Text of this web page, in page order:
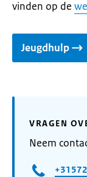
vinden op de
Jeugdhulp
VRAGEN
Neem